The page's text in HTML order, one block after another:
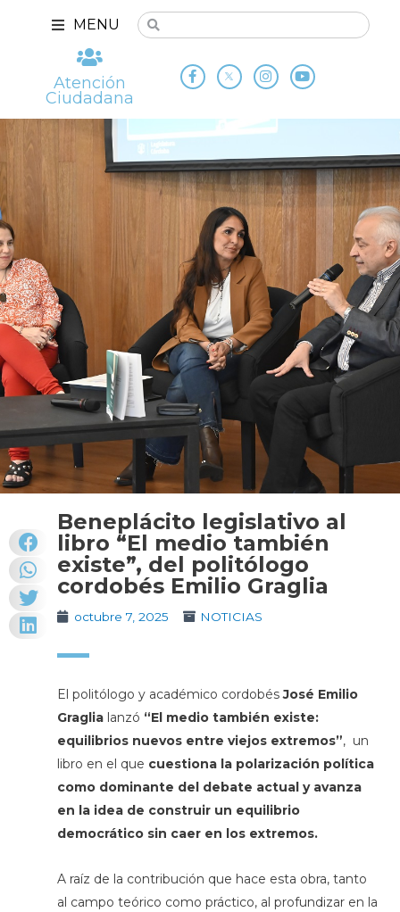
MENU
Atención
Ciudadana
Beneplácito legislativo al
libro “El medio también
existe”, del politólogo
cordobés Emilio Graglia
octubre 7, 2025 NOTICIAS
El politólogo y académico cordobésJosé Emilio
Graglialanzó “El medio también existe:
equilibrios nuevos entre viejos extremos”, un
libro en el que cuestiona la polarización política
como dominante del debate actual y avanza
en la idea de construir un equilibrio
democrático sin caer en los extremos.
A raíz de la contribución que hace esta obra, tanto
al campo teórico como práctico, al profundizar en la